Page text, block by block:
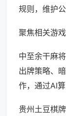
规则，维护公
聚焦相关游
中至余干麻
出牌策略、
作，通过AI
贵州土豆棋